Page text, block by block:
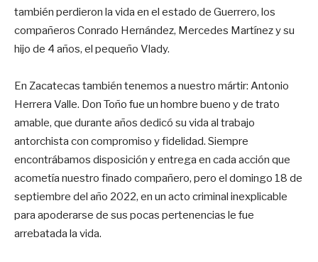
también perdieron la vida en el estado de Guerrero, los
compañeros Conrado Hernández, Mercedes Martínez y su
hijo de 4 años, el pequeño Vlady.
En Zacatecas también tenemos a nuestro mártir: Antonio
Herrera Valle. Don Toño fue un hombre bueno y de trato
amable, que durante años dedicó su vida al trabajo
antorchista con compromiso y fidelidad. Siempre
encontrábamos disposición y entrega en cada acción que
acometía nuestro finado compañero, pero el domingo 18 de
septiembre del año 2022, en un acto criminal inexplicable
para apoderarse de sus pocas pertenencias le fue
arrebatada la vida.